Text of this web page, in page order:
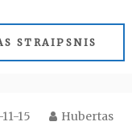
STRAIPSNIS
15 Hubertas